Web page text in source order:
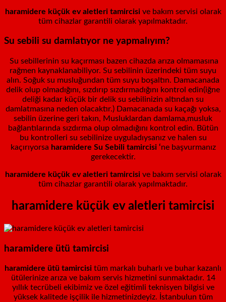
haramidere küçük ev aletleri tamircisi ve bakım servisi olarak
tüm cihazlar garantili olarak yapılmaktadır.
Su sebili su damlatıyor ne yapmalıyım?
Su sebillerinin su kaçırması bazen cihazda arıza olmamasına
rağmen kaynaklanabiliyor. Su sebilinin üzerindeki tüm suyu
alın. Soğuk su musluğundan tüm suyu boşaltın. Damacanada
delik olup olmadığını, sızdırıp sızdırmadığını kontrol edin(iğne
deliği kadar küçük bir delik su sebilinizin altından su
damlatmasına neden olacaktır.) Damacanada su kaçağı yoksa,
sebilin üzerine geri takın, Musluklardan damlama,musluk
bağlantılarında sızdırma olup olmadığını kontrol edin. Bütün
bu kontrolleri su sebilinize uyguladıysanız ve halen su
kaçırıyorsa haramidere Su Sebili tamircisi ‘ne başvurmanız
gerekecektir.
haramidere küçük ev aletleri tamircisi ve bakım servisi olarak
tüm cihazlar garantili olarak yapılmaktadır.
haramidere küçük ev aletleri tamircisi
haramidere ütü tamircisi
haramidere ütü tamircisi tüm markalı buharlı ve buhar kazanlı
ütülerinize arıza ve bakım servis hizmetini sunmaktadır. 14
yıllık tecrübeli ekibimiz ve özel eğitimli teknisyen bilgisi ve
yüksek kalitede işçilik ile hizmetinizdeyiz. İstanbulun tüm